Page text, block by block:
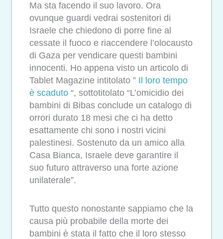
Ma sta facendo il suo lavoro. Ora
ovunque guardi vedrai sostenitori di
Israele che chiedono di porre fine al
cessate il fuoco e riaccendere l’olocausto
di Gaza per vendicare questi bambini
innocenti. Ho appena visto un articolo di
Tablet Magazine intitolato ” Il loro tempo
è scaduto “, sottotitolato “L’omicidio dei
bambini di Bibas conclude un catalogo di
orrori durato 18 mesi che ci ha detto
esattamente chi sono i nostri vicini
palestinesi. Sostenuto da un amico alla
Casa Bianca, Israele deve garantire il
suo futuro attraverso una forte azione
unilaterale”.
Tutto questo nonostante sappiamo che la
causa più probabile della morte dei
bambini è stata il fatto che il loro stesso